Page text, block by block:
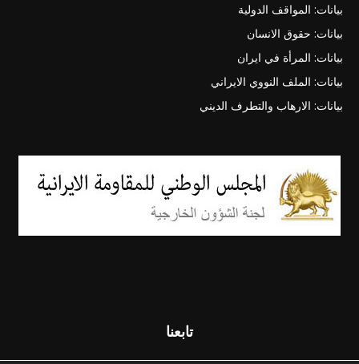
بيانات: المواقف الدولية
بيانات: حقوق الانسان
بيانات: المرأة في ايران
بيانات: الملف النووي الايراني
بيانات: الارهاب والتطرف الديني
تابعنا